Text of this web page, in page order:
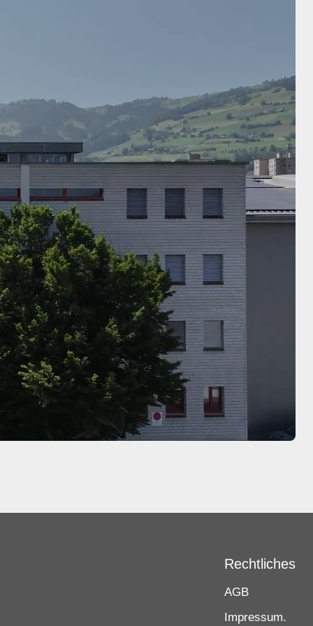
Rechtliches
AGB
Impressum.